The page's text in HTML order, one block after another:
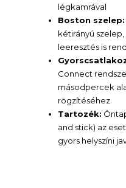
légkamrával
Boston szelep:
kétirányú szelep,
leeresztés is
Connect
másodpercek
rögzítéséhez
Tartozék:
and stick) az
gyors helyszíni